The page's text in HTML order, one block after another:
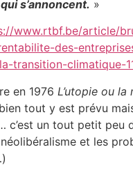
s’annoncent. »
www.rtbf.be/article/
des-
transition-climatique-
en 1976 L’utopie ou la
tout y est prévu
c’est un tout petit peu
et les